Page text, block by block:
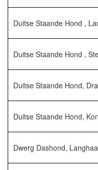
Duitse Staande Hond ,
Duitse Staande Hond ,
Duitse Staande Hond,
Duitse Staande Hond,
Dwerg Dashond,